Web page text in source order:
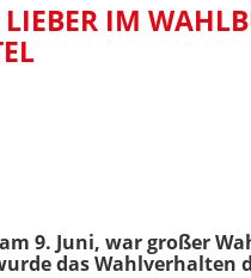
IM
9. Juni, war großer
das Wahlverhalten